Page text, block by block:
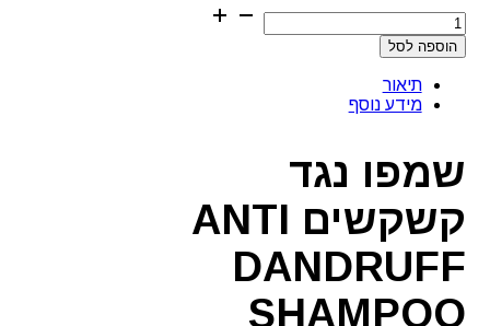
כמות
של
שמפו
קשקשים
ANTI
קיי
הוספה לסל
תיאור
מידע נוסף
שמפו נגד
קשקשים ANTI
DANDRUFF
SHAMPOO